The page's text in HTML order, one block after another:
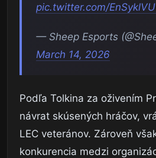
pic.twitter.com/
— Sheep Esports
March 14, 2026
Podľa Tolkina za oživením
návrat skúsených hráčov,
LEC veteránov. Zároveň
konkurencia medzi